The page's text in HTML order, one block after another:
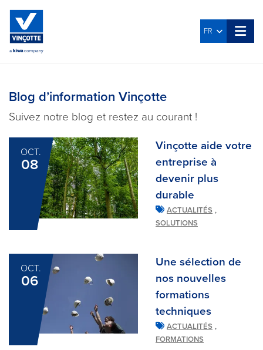
FR
Blog d’information Vinçotte
Suivez notre blog et restez au courant !
OCT.
08
Vinçotte aide votre
entreprise à
devenir plus
durable
ACTUALITÉS ,
SOLUTIONS
OCT.
06
Une sélection de
nos nouvelles
formations
techniques
ACTUALITÉS ,
FORMATIONS